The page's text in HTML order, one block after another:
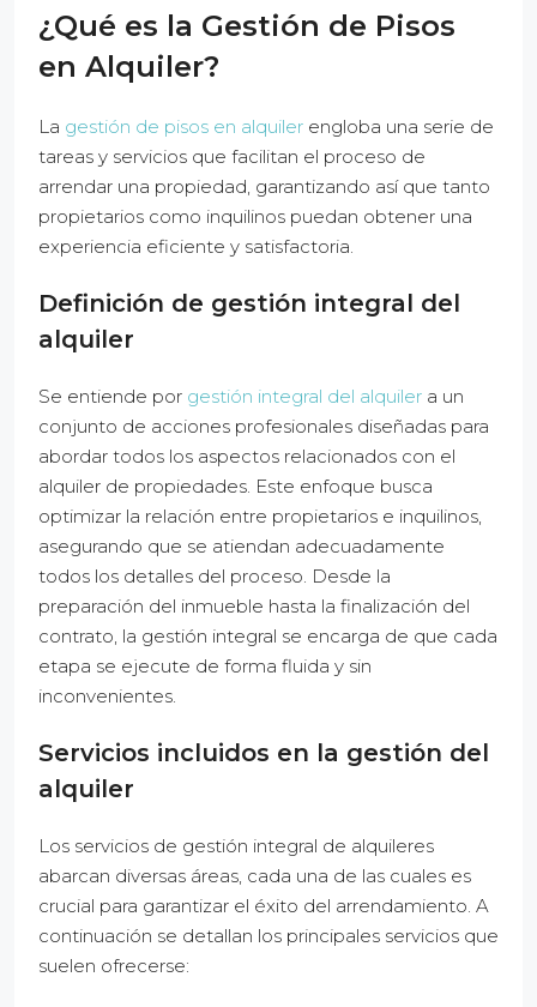
¿Qué es la Gestión de Pisos
en Alquiler?
La gestión de pisos en alquiler engloba una serie de
tareas y servicios que facilitan el proceso de
arrendar una propiedad, garantizando así que tanto
propietarios como inquilinos puedan obtener una
experiencia eficiente y satisfactoria.
Definición de gestión integral del
alquiler
Se entiende por gestión integral del alquiler a un
conjunto de acciones profesionales diseñadas para
abordar todos los aspectos relacionados con el
alquiler de propiedades. Este enfoque busca
optimizar la relación entre propietarios e inquilinos,
asegurando que se atiendan adecuadamente
todos los detalles del proceso. Desde la
preparación del inmueble hasta la finalización del
contrato, la gestión integral se encarga de que cada
etapa se ejecute de forma fluida y sin
inconvenientes.
Servicios incluidos en la gestión del
alquiler
Los servicios de gestión integral de alquileres
abarcan diversas áreas, cada una de las cuales es
crucial para garantizar el éxito del arrendamiento. A
continuación se detallan los principales servicios que
suelen ofrecerse: